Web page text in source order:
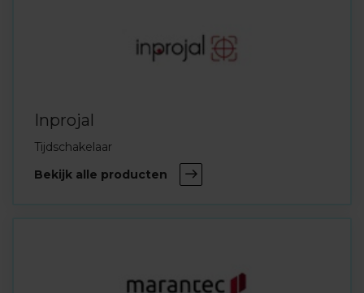
Inprojal
Tijdschakelaar
Bekijk alle producten